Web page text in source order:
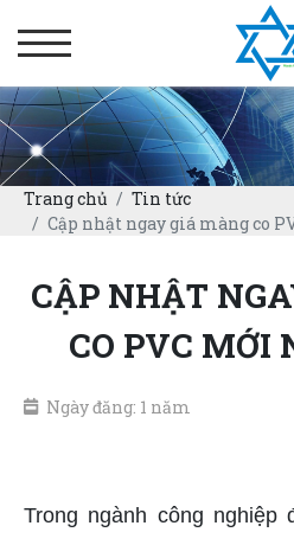
Trang chủ
Tin tức
Cập nhật ngay giá màng co
CẬP NHẬT
CO PVC MỚI
Ngày đăng: 1 năm
Trong ngành công nghiệp